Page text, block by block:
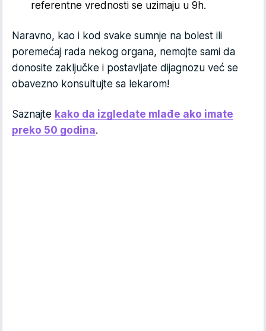
referentne vrednosti se uzimaju u 9h.
Naravno, kao i kod svake sumnje na bolest ili
poremećaj rada nekog organa, nemojte sami da
donosite zaključke i postavljate dijagnozu već se
obavezno konsultujte sa lekarom!
Saznajte kako da izgledate mlađe ako imate
preko 50 godina.